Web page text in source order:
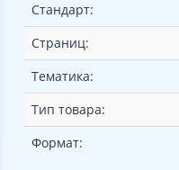
Стандарт:
Страниц:
Тематика:
Тип товара:
Формат: